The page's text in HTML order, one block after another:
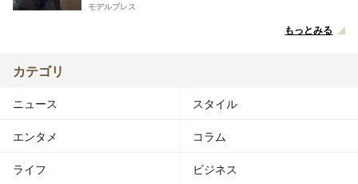
モデルプレス
もっとみる
カテゴリ
ニュース スタイル
エンタメ コラム
ライフ ビジネス